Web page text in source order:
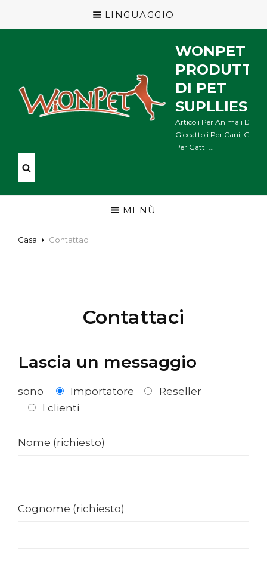
LINGUAGGIO
WONPET
DI PET
SUPLLIES
Articoli Per Animali
Giocattoli Per Cani,
Per Gatti ...
MENÙ
Casa Contattaci
Contattaci
Lascia un messaggio
sono Importatore
Reseller
I clienti
Nome (richiesto)
Cognome (richiesto)